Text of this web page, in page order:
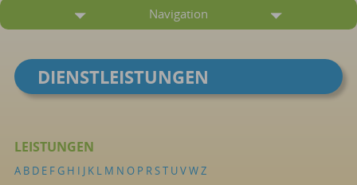
Navigation
DIENSTLEISTUNGEN
LEISTUNGEN
A B D E F G H I J K L M N O P RST UVWZ